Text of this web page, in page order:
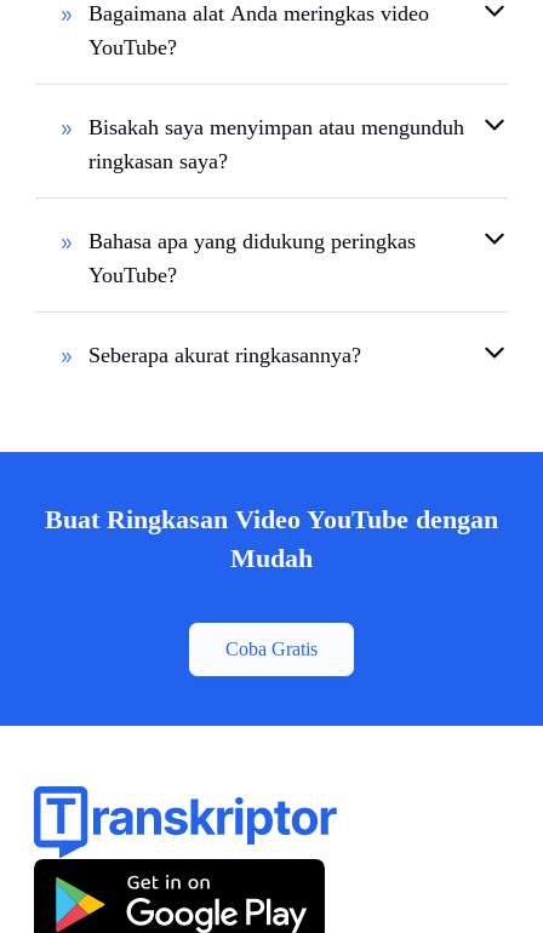
Bagaimana alat Anda meringkas video
YouTube?
Bisakah saya menyimpan atau mengunduh
ringkasan saya?
Bahasa apa yang didukung peringkas
YouTube?
Seberapa akurat ringkasannya?
Buat Ringkasan Video YouTube dengan
Mudah
Coba Gratis